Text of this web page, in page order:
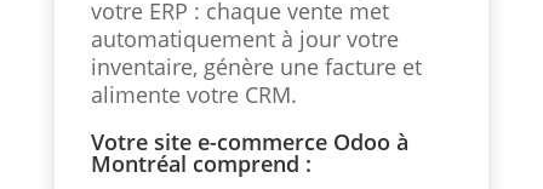
votre ERP : chaque vente met
automatiquement à jour votre
inventaire, génère une facture et
alimente votre CRM.
Votre site e-commerce Odoo à
Montréal comprend :